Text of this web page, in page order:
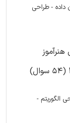
داده - طراحی
الگوریتم -